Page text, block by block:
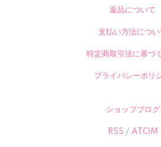
返品について
支払い方法につい
特定商取引法に基づ
プライバシーポリ
ショップブログ
RSS / ATOM